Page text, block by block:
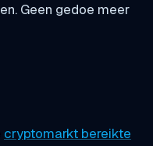
Geen gedoe meer
cryptomarkt bereikte